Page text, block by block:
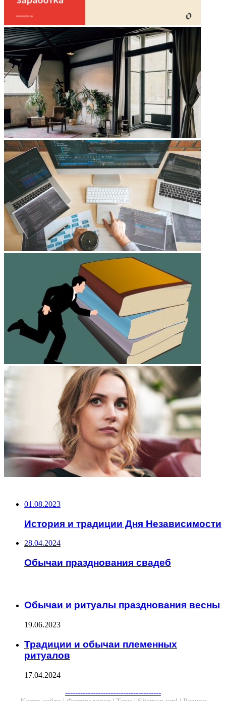
01.08.2023
История и традиции Дня Независимости
28.04.2024
Обычаи празднования свадеб
Обычаи и ритуалы празднования весны
19.06.2023
Традиции и обычаи племенных
ритуалов
17.04.2024
--------------------------------------